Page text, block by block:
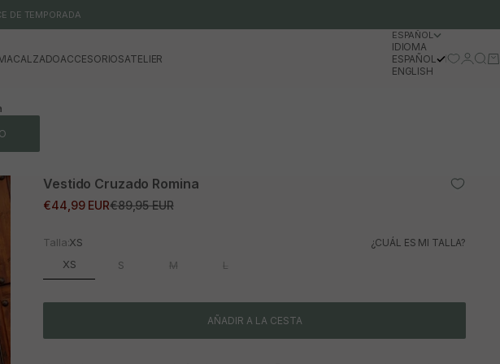
DE TEMPORADA
CALZADOACCESORIOSATELIER
ESPAÑOL
IDIOMA
ESPAÑOL
ENGLISH
Iniciar
Vestido Cruzado Romina
Precio de oferta
€44,99 EURPrecio normal
€89,95 EUR
Talla:XS ¿CUÁL ES MI TALLA?
XS S M L
AÑADIR A LA CESTA